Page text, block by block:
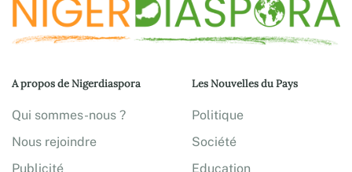
A propos de Nigerdiaspora
Qui sommes-nous ?
Nous rejoindre
Publicité
Les Nouvelles du Pays
Politique
Société
Education